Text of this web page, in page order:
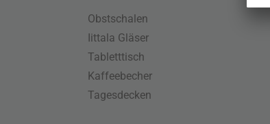
Obstschalen
Iittala Gläser
Tabletttisch
Kaffeebecher
Tagesdecken